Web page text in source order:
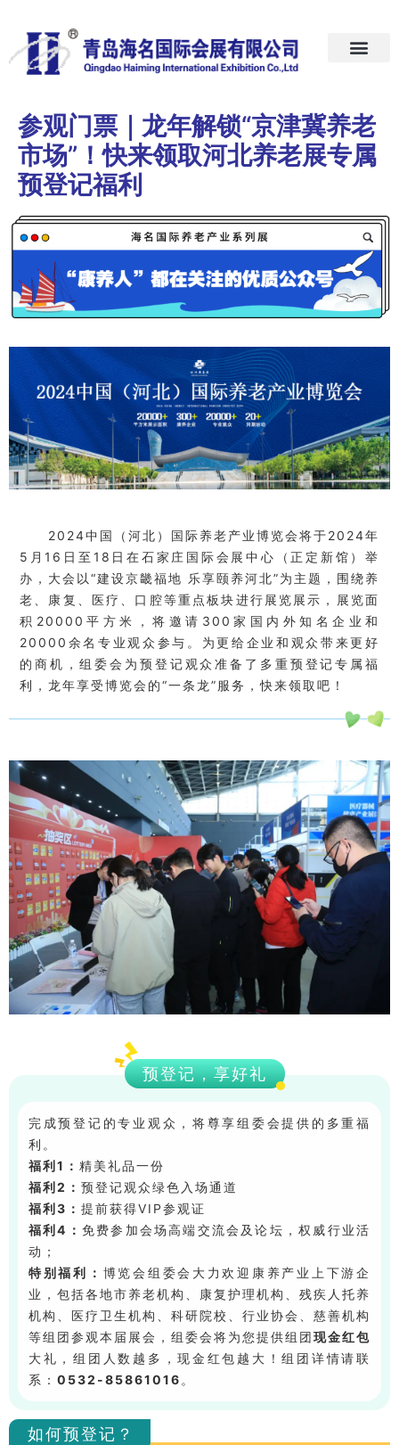
参观门票｜龙年解锁“京津冀养老
市场”！快来领取河北养老展专属
预登记福利
2024中国（河北）国际养老产业博览会将于2024年
5月16日至18日在石家庄国际会展中心（正定新馆）举
办，大会以“建设京畿福地 乐享颐养河北”为主题，围绕养
老、康复、医疗、口腔等重点板块进行展览展示，展览面
积20000平方米，将邀请300家国内外知名企业和
20000余名专业观众参与。为更给企业和观众带来更好
的商机，组委会为预登记观众准备了多重预登记专属福
利，龙年享受博览会的“一条龙”服务，快来领取吧！
预登记，享好礼
完成预登记的专业观众，将尊享组委会提供的多重福
利。
福利1： 精美礼品一份
福利2： 预登记观众绿色入场通道
福利3： 提前获得VIP参观证
福利4： 免费参加会场高端交流会及论坛，权威行业活
动；
特别福利： 博览会组委会大力欢迎康养产业上下游企
业，包括各地市养老机构、康复护理机构、残疾人托养
机构、医疗卫生机构、科研院校、行业协会、慈善机构
等组团参观本届展会，组委会将为您提供组团现金红包
大礼，组团人数越多，现金红包越大！组团详情请联
系： 0532-85861016 。
如何预登记？